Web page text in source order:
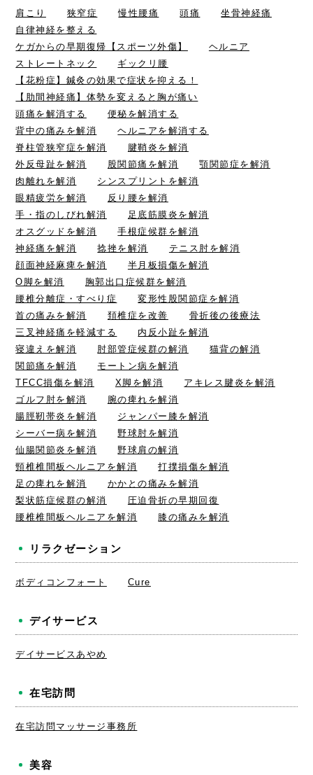
肩こり 狭窄症 慢性腰痛 頭痛
坐骨神経痛
自律神経を整える
ケガからの早期復帰【スポーツ外傷】
ヘルニア
ストレートネック
ギックリ腰
【花粉症】鍼灸の効果で症状を抑える！
【肋間神経痛】体勢を変えると胸が痛い
頭痛を解消する
便秘を解消する
背中の痛みを解消
ヘルニアを解消する
脊柱管狭窄症を解消
腱鞘炎を解消
外反母趾を解消
股関節痛を解消
顎関節症を解消
肉離れを解消
シンスプリントを解消
眼精疲労を解消
反り腰を解消
手・指のしびれ解消
足底筋膜炎を解消
オスグッドを解消
手根症候群を解消
神経痛を解消
捻挫を解消
テニス肘を解消
顔面神経麻痺を解消
半月板損傷を解消
O脚を解消
胸郭出口症候群を解消
腰椎分離症・すべり症
変形性股関節症を解消
首の痛みを解消
頚椎症を改善
骨折後の後療法
三叉神経痛を軽減する
内反小趾を解消
寝違えを解消
肘部管症候群の解消
猫背の解消
関節痛を解消
モートン病を解消
TFCC損傷を解消
X脚を解消
アキレス腱炎を解消
ゴルフ肘を解消
腕の痺れを解消
腸脛靭帯炎を解消
ジャンパー膝を解消
シーバー病を解消
野球肘を解消
仙腸関節炎を解消
野球肩の解消
頸椎椎間板ヘルニアを解消
打撲損傷を解消
足の痺れを解消
かかとの痛みを解消
梨状筋症候群の解消
圧迫骨折の早期回復
腰椎椎間板ヘルニアを解消
膝の痛みを解消
リラクゼーション
ボディコンフォート Cure
デイサービス
デイサービスあやめ
在宅訪問
在宅訪問マッサージ事務所
美容